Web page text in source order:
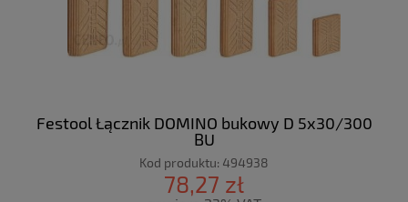
Festool Łącznik DOMINO bukowy D 5x30/300
BU
Kod produktu: 494938
78,27 zł